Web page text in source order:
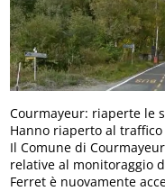
Courmayeur: riaperte le
Hanno riaperto al
Il Comune di
relative al monitoraggio
Ferret è nuovamente